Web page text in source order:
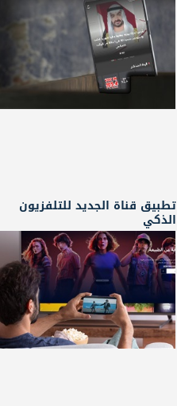
تطبيق قناة الجديد للتلفزيون
الذكي